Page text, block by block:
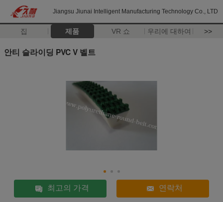
Jiangsu Jiunai Intelligent Manufacturing Technology Co., LTD
집 제품 VR 쇼 우리에 대하여 >>
안티 슬라이딩 PVC V 벨트
최고의 가격 연락처